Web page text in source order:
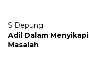
S Depung
Adil Dalam Menyikapi
Masalah